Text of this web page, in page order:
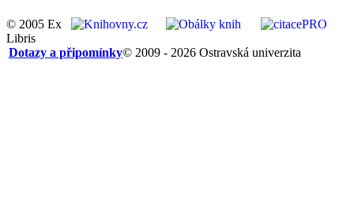
© 2005 Ex
Libris
© 2009 - 2026 Ostravská univerzita
Dotazy a připomínky